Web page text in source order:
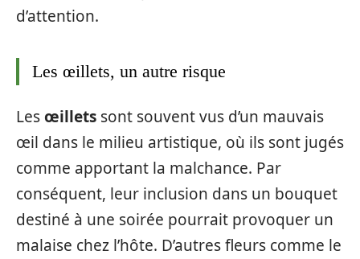
d’attention.
Les œillets, un autre risque
Lesœillets sont souvent vus d’un mauvais
œil dans le milieu artistique, où ils sont jugés
comme apportant la malchance. Par
conséquent, leur inclusion dans un bouquet
destiné à une soirée pourrait provoquer un
malaise chez l’hôte. D’autres fleurs comme le